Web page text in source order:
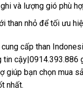
và lượng gió phù
than nhỏ để tối ưu
cấp than
tin cậy|0914.393.886
giúp bạn chọn mua
nhất.